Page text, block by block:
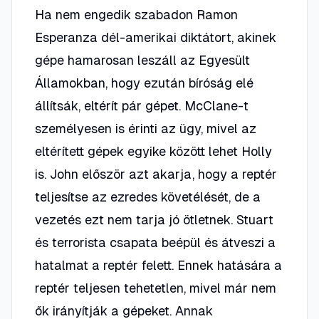
Ha nem engedik szabadon Ramon
Esperanza dél-amerikai diktátort, akinek
gépe hamarosan leszáll az Egyesült
Államokban, hogy ezután bíróság elé
állítsák, eltérít pár gépet. McClane-t
személyesen is érinti az ügy, mivel az
eltérített gépek egyike között lehet Holly
is. John először azt akarja, hogy a reptér
teljesítse az ezredes követélését, de a
vezetés ezt nem tarja jó ötletnek. Stuart
és terrorista csapata beépül és átveszi a
hatalmat a reptér felett. Ennek hatására a
reptér teljesen tehetetlen, mivel már nem
ők irányítják a gépeket. Annak